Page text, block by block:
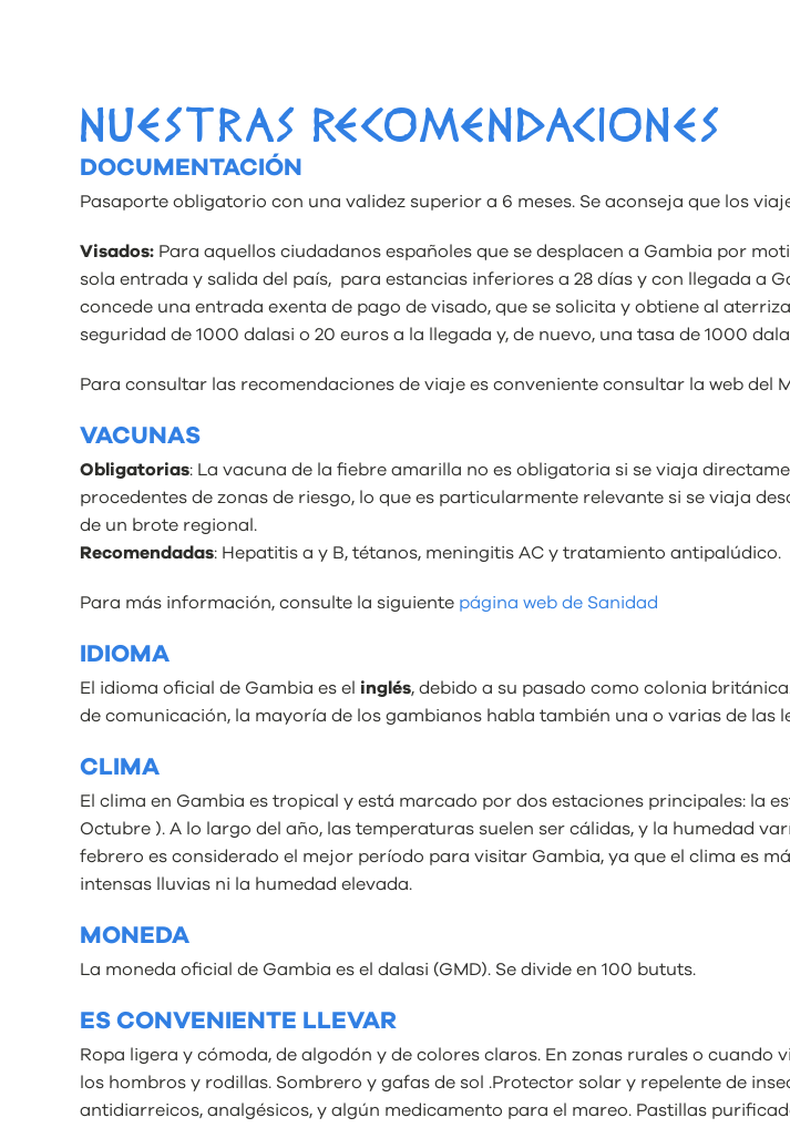
NUESTRAS RECOMENDACIONES
DOCUMENTACIÓN
Pasaporte obligatorio con una validez superior a 6 meses. Se aconseja que los
Visados: Para aquellos ciudadanos españoles que se desplacen a Gambia por
sola entrada y salida del país, para estancias inferiores a 28 días y con llegada a
concede una entrada exenta de pago de visado, que se solicita y obtiene al
seguridad de 1000 dalasi o 20 euros a la llegada y, de nuevo, una tasa de 1000
Para consultar las recomendaciones de viaje es conveniente consultar la web del
VACUNAS
Obligatorias: La vacuna de la fiebre amarilla no es obligatoria si se viaja
procedentes de zonas de riesgo, lo que es particularmente relevante si se viaja
de un brote regional.
Recomendadas: Hepatitis a y B, tétanos, meningitis AC y tratamiento antipalúdico.
Para más información, consulte la siguiente página web de Sanidad
IDIOMA
El idioma oficial de Gambia es el inglés, debido a su pasado como colonia
de comunicación, la mayoría de los gambianos habla también una o varias de las
CLIMA
El clima en Gambia es tropical y está marcado por dos estaciones principales: la
Octubre ). A lo largo del año, las temperaturas suelen ser cálidas, y la humedad
febrero es considerado el mejor período para visitar Gambia, ya que el clima es
intensas lluvias ni la humedad elevada.
MONEDA
La moneda oficial de Gambia es el dalasi (GMD). Se divide en 100 bututs.
ES CONVENIENTE LLEVAR
Ropa ligera y cómoda, de algodón y de colores claros. En zonas rurales o
los hombros y rodillas. Sombrero y gafas de sol .Protector solar y repelente de
antidiarreicos, analgésicos, y algún medicamento para el mareo. Pastillas